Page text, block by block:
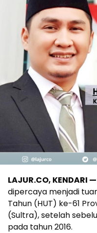
LAJUR.CO, KENDARI —
dipercaya menjadi
Tahun (HUT) ke-61
(Sultra), setelah
pada tahun 2016.